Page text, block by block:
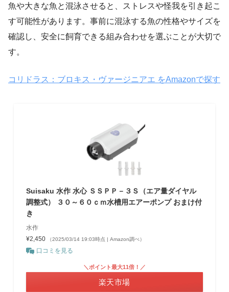
魚や大きな魚と混泳させると、ストレスや怪我を引き起こ
す可能性があります。事前に混泳する魚の性格やサイズを
確認し、安全に飼育できる組み合わせを選ぶことが大切で
す。
コリドラス：ブロキス・ヴァージニアエ をAmazonで探す
Suisaku 水作 水心 ＳＳＰＰ－３Ｓ（エア量ダイヤル
調整式） ３０～６０ｃｍ水槽用エアーポンプ おまけ付
き
水作
¥2,450
（2025/03/14 19:03時点 | Amazon調べ）
口コミを見る
＼ポイント最大11倍！／
楽天市場